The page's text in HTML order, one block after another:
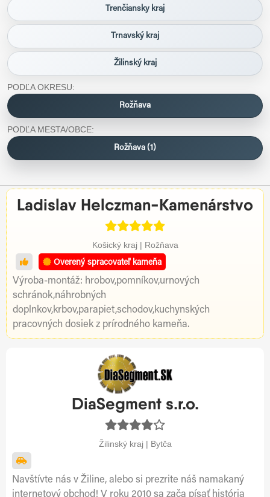
Trenčiansky kraj
Trnavský kraj
Žilinský kraj
PODĽA OKRESU:
Rožňava
PODĽA MESTA/OBCE:
Rožňava (1)
Ladislav Helczman-Kamenárstvo
Košický kraj | Rožňava
Overený spracovateľ kameňa
Výroba-montáž: hrobov,pomníkov,urnových
schránok,náhrobných
doplnkov,krbov,parapiet,schodov,kuchynských
pracovných dosiek z prírodného kameňa.
DiaSegment s.r.o.
Žilinský kraj | Bytča
Navštívte nás v Žiline, alebo si prezrite náš namakaný
internetový obchod! V roku 2010 sa zača písať história